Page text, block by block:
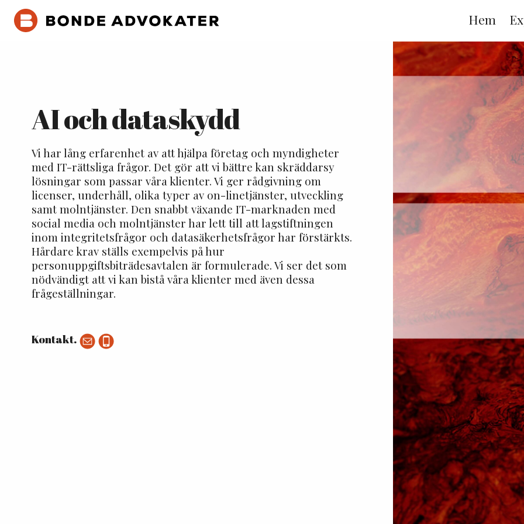
Hem
AI och dataskydd
Vi har lång erfarenhet av att hjälpa företag och myndigheter
med IT-rättsliga frågor. Det gör att vi bättre kan skräddarsy
lösningar som passar våra klienter. Vi ger rådgivning om
licenser, underhåll, olika typer av on-linetjänster, utveckling
samt molntjänster. Den snabbt växande IT-marknaden med
social media och molntjänster har lett till att lagstiftningen
inom integritetsfrågor och datasäkerhetsfrågor har förstärkts.
Hårdare krav ställs exempelvis på hur
personuppgiftsbiträdesavtalen är formulerade. Vi ser det som
nödvändigt att vi kan bistå våra klienter med även dessa
frågeställningar.
Kontakt.